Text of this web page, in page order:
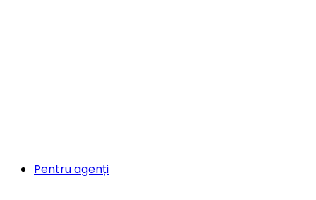
Pentru agenți